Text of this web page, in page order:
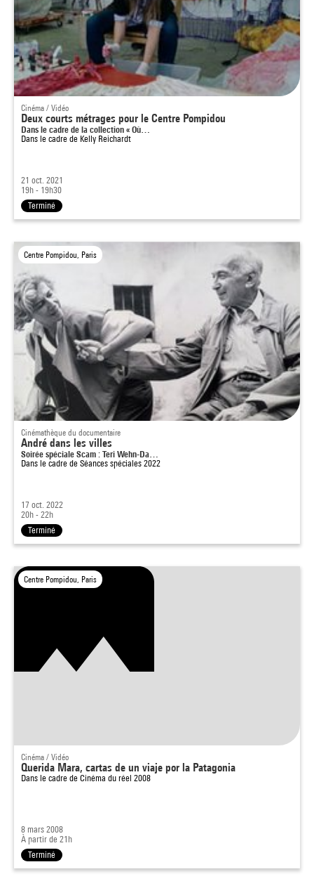
Cinéma / Vidéo
Deux courts métrages pour le Centre Pompidou
Dans le cadre de la collection « Où…
Dans le cadre de Kelly Reichardt
21 oct. 2021
19h - 19h30
Terminé
Centre Pompidou, Paris
Cinémathèque du documentaire
André dans les villes
Soirée spéciale Scam : Teri Wehn-Da…
Dans le cadre de Séances spéciales 2022
17 oct. 2022
20h - 22h
Terminé
Centre Pompidou, Paris
Cinéma / Vidéo
Querida Mara, cartas de un viaje por la Patagonia
Dans le cadre de Cinéma du réel 2008
8 mars 2008
À partir de 21h
Terminé